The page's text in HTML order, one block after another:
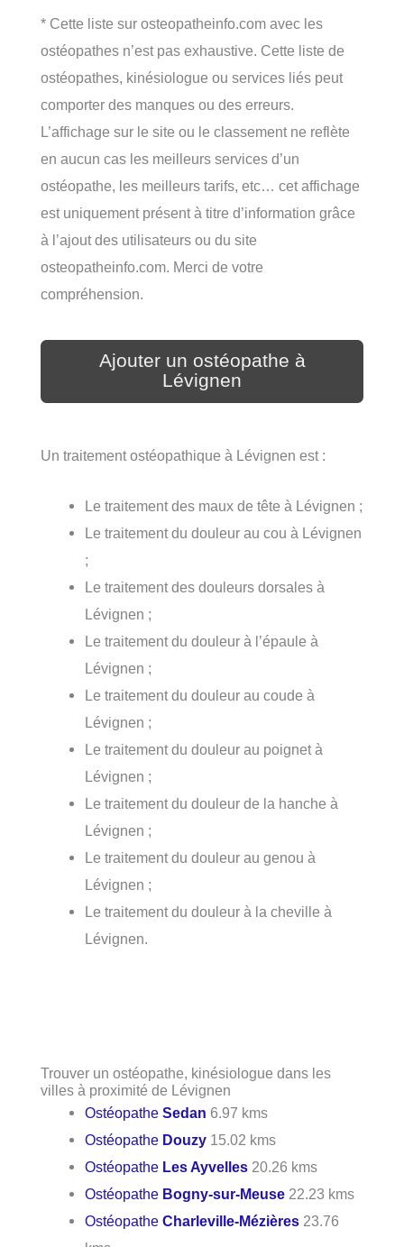
* Cette liste sur osteopatheinfo.com avec les
ostéopathes n’est pas exhaustive. Cette liste de
ostéopathes, kinésiologue ou services liés peut
comporter des manques ou des erreurs.
L’affichage sur le site ou le classement ne reflète
en aucun cas les meilleurs services d’un
ostéopathe, les meilleurs tarifs, etc… cet affichage
est uniquement présent à titre d’information grâce
à l’ajout des utilisateurs ou du site
osteopatheinfo.com. Merci de votre
compréhension.
Ajouter un ostéopathe à
Lévignen
Un traitement ostéopathique à Lévignen est :
Le traitement des maux de tête à Lévignen ;
Le traitement du douleur au cou à Lévignen
;
Le traitement des douleurs dorsales à
Lévignen ;
Le traitement du douleur à l’épaule à
Lévignen ;
Le traitement du douleur au coude à
Lévignen ;
Le traitement du douleur au poignet à
Lévignen ;
Le traitement du douleur de la hanche à
Lévignen ;
Le traitement du douleur au genou à
Lévignen ;
Le traitement du douleur à la cheville à
Lévignen.
Trouver un ostéopathe, kinésiologue dans les
villes à proximité de Lévignen
OstéopatheSedan 6.97 kms
Ostéopathe Douzy 15.02 kms
Ostéopathe Les Ayvelles 20.26 kms
Ostéopathe Bogny-sur-Meuse 22.23 kms
OstéopatheCharleville-Mézières 23.76